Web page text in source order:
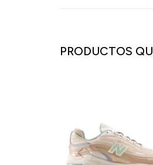
PRODUCTOS